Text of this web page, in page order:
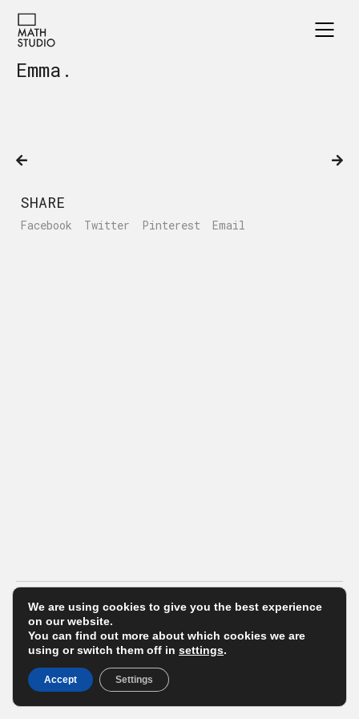
Emma.
SHARE
Facebook Twitter Pinterest Email
© Μάριος Θεολόγης Στούντιο Επαγγελματικής Φωτογράφισης
Αθήνα
Πολιτική Απορρήτου
Φιλοξενία ιστοσελίδων
We are using cookies to give you the best experience
on our website.
You can find out more about which cookies we are
using or switch them off in settings.
Accept Settings